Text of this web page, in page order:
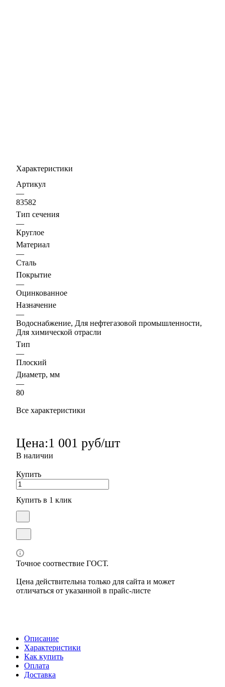
Характеристики
Артикул
—
83582
Тип сечения
—
Круглое
Материал
—
Сталь
Покрытие
—
Оцинкованное
Назначение
—
Водоснабжение, Для нефтегазовой промышленности,
Для химической отрасли
Тип
—
Плоский
Диаметр, мм
—
80
Все характеристики
Цена:1 001 руб/шт
В наличии
Купить
Купить в 1 клик
Точное соотвествие ГОСТ.
Цена действительна только для сайта и может
отличаться от указанной в прайс-листе
Описание
Характеристики
Как купить
Оплата
Доставка